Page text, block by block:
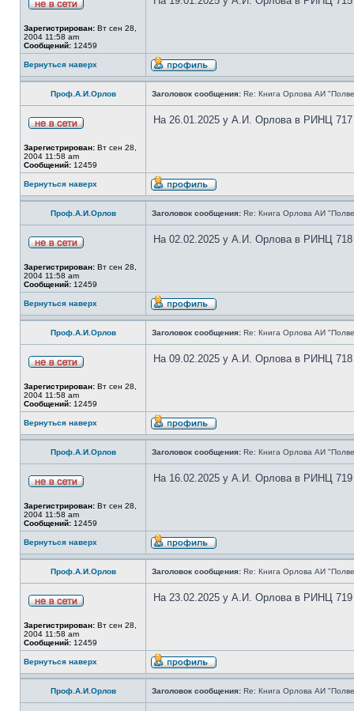
Зарегистрирован: Вт сен 28,
2004 11:58 am
Сообщений: 12459
Вернуться наверх
Проф.А.И.Орлов Заголовок сообщения: Re: Книга Орлова АИ
Зарегистрирован: Вт сен 28,
2004 11:58 am
Сообщений: 12459
На 26.01.2025 у А.И. Орлова в РИНЦ 717
Вернуться наверх
Проф.А.И.Орлов Заголовок сообщения: Re: Книга Орлова АИ
Зарегистрирован: Вт сен 28,
2004 11:58 am
Сообщений: 12459
На 02.02.2025 у А.И. Орлова в РИНЦ 718
Вернуться наверх
Проф.А.И.Орлов Заголовок сообщения: Re: Книга Орлова АИ
Зарегистрирован: Вт сен 28,
2004 11:58 am
Сообщений: 12459
На 09.02.2025 у А.И. Орлова в РИНЦ 718
Вернуться наверх
Проф.А.И.Орлов Заголовок сообщения: Re: Книга Орлова АИ
Зарегистрирован: Вт сен 28,
2004 11:58 am
Сообщений: 12459
На 16.02.2025 у А.И. Орлова в РИНЦ 719
Вернуться наверх
Проф.А.И.Орлов Заголовок сообщения: Re: Книга Орлова АИ
Зарегистрирован: Вт сен 28,
2004 11:58 am
Сообщений: 12459
На 23.02.2025 у А.И. Орлова в РИНЦ 719
Вернуться наверх
Проф.А.И.Орлов Заголовок сообщения: Re: Книга Орлова АИ